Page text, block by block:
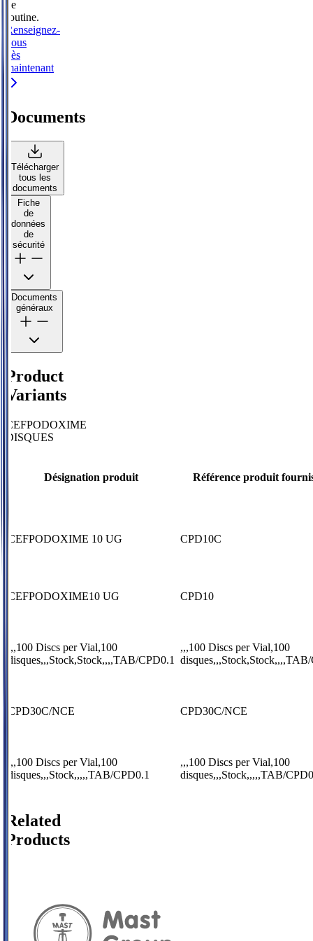
de
routine.
Renseignez-
vous
dès
maintenant
Documents
Télécharger
tous les
documents
Fiche
de
données
de
sécurité
Documents
généraux
Product
Variants
CEFPODOXIME
DISQUES
Désignation produit Référence produit
CEFPODOXIME 10 UG CPD10C
CEFPODOXIME10 UG CPD10
,,,100 Discs per Vial,100
disques,,,Stock,Stock,,,,TAB/CPD0.1
,,,100 Discs per Vial,100
CPD30C/NCE CPD30C/NCE
,,,100 Discs per Vial,100
disques,,,Stock,,,,,TAB/CPD0.1
,,,100 Discs per Vial,100
disques,,,Stock,,,,,TAB/
Related
Products